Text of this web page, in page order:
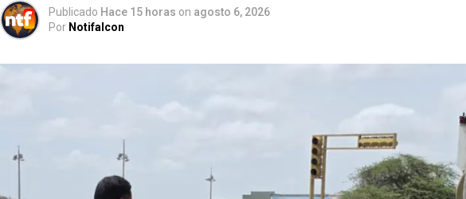
Publicado Hace 15 horas on agosto 6, 2026
Por Notifalcon